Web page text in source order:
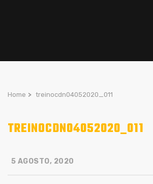
Home > treinocdn04052020_011
TREINOCDN04052020_011
5 AGOSTO, 2020